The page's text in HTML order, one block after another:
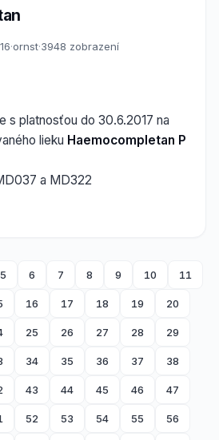
·ornst·3948 zobrazení
s platnosťou do 30.6.2017 na
lieku Haemocompletan P
a MD322
5 6 7 8 9 10 11
16 17 18 19 20
25 26 27 28 29
34 35 36 37 38
43 44 45 46 47
52 53 54 55 56